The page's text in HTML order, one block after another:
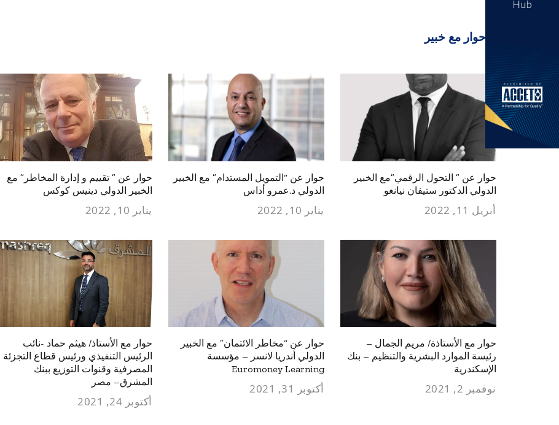
حوار مع خبير
حوار عن ” التحول الرقمي”مع الخبير
الدولي الدكتور ستيفان نيانغو
أبريل 11, 2022
حوار عن “التمويل المستدام” مع الخبير
الدولي د.عمرو أداس
يناير 10, 2022
حوار عن ” تقييم و إدارة المخاطر” مع
الخبير الدولي دينيس كوكس
يناير 10, 2022
حوار مع الأستاذة/ مريم الجمال –
رئيسة الموارد البشرية والتنظيم – بنك
الإسكندرية
نوفمبر 2, 2021
حوار عن “مخاطر الائتمان” مع الخبير
الدولي أندريا لانسر – مؤسسة
Euromoney Learning
أكتوبر 31, 2021
حوار مع الأستاذ/ هيثم حماد -نائب
الرئيس التنفيذي ورئيس قطاع التجزئة
المصرفية وقنوات التوزيع ببنك
المشرق– مصر
أكتوبر 24, 2021